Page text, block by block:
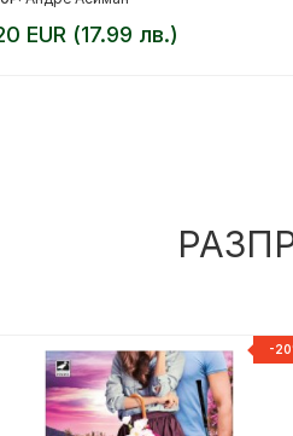
EUR (17.99 лв.)
-